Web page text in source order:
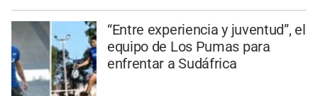
“Entre experiencia y juventud”, el
equipo de Los Pumas para
enfrentar a Sudáfrica